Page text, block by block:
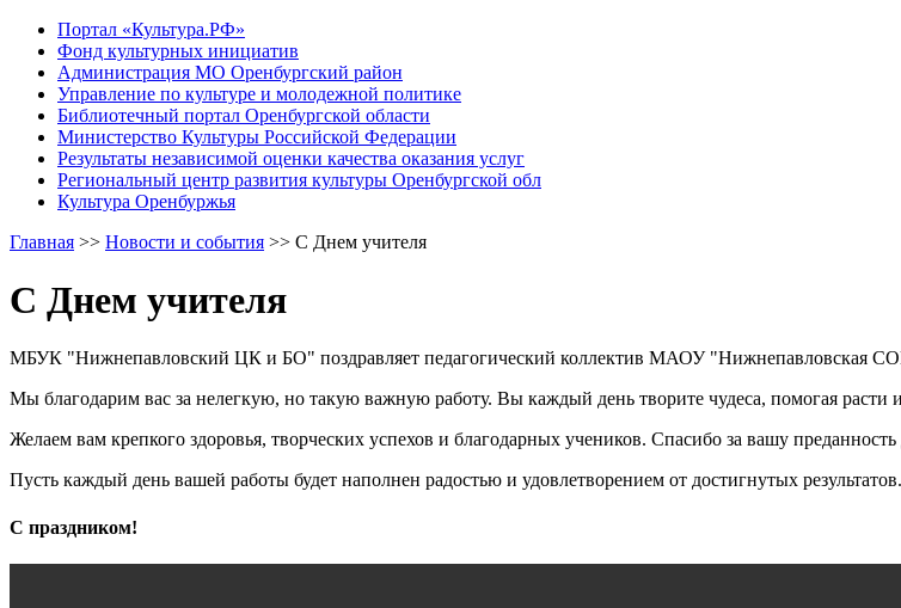
Портал «Культура.РФ»
Фонд культурных инициатив
Администрация МО Оренбургский район
Управление по культуре и молодежной политике
Библиотечный портал Оренбургской области
Министерство Культуры Российской Федерации
Результаты независимой оценки качества оказания услуг
Региональный центр развития культуры Оренбургской обл
Культура Оренбуржья
Главная >> Новости и события >> С Днем учителя
С Днем учителя
МБУК "Нижнепавловский ЦК и БО" поздравляет педагогический коллектив МАОУ "Нижнепавловская
Мы благодарим вас за нелегкую, но такую важную работу. Вы каждый день творите чудеса, помогая расти
Желаем вам крепкого здоровья, творческих успехов и благодарных учеников. Спасибо за вашу
Пусть каждый день вашей работы будет наполнен радостью и удовлетворением от достигнутых результатов.
С праздником!